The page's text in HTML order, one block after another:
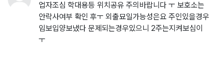
업자조심 학대용등 위치공유 주의바랍니다 ㅜ 보호소는
안락사여부 확인 후ㅜ 외출묘일가능성은요 주인있을경우
임보입양보냈다 문제되는경우있으니 2주는지켜보심이
ㅜ